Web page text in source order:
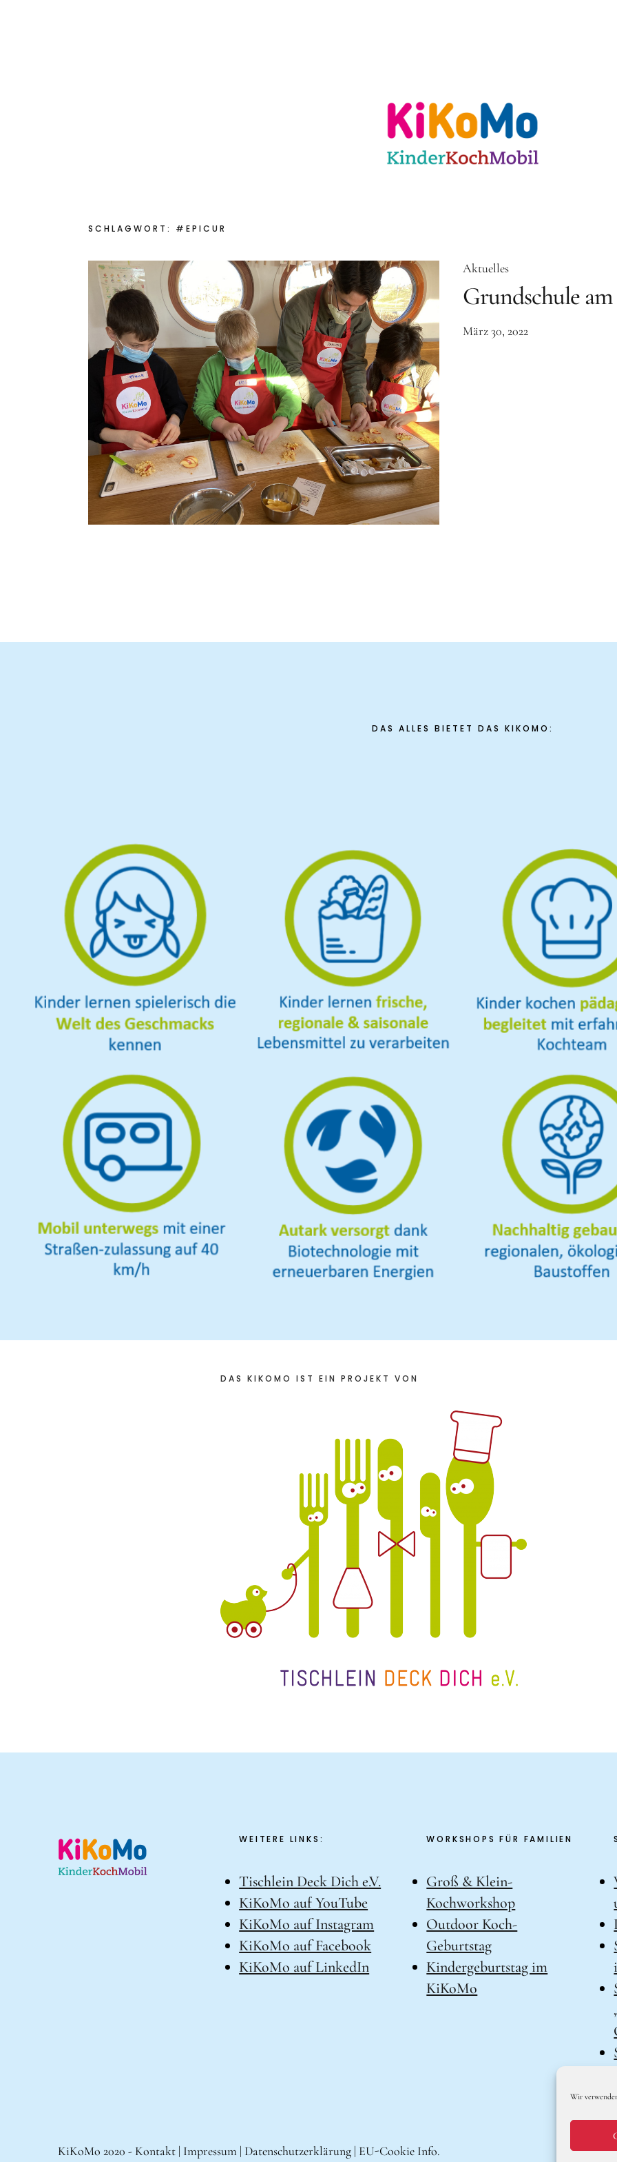
Wir
Kinderkochmobil KiKoMo Karlsruhe
SCHLAGWORT: #EPICUR
Aktuelles
Grundschule
März 30, 2022
DAS ALLES BIETET DAS KIKOMO:
DAS KIKOMO IST EIN PROJEKT VON
WEITERE LINKS:
Tischlein Deck Dich e.V.
KiKoMo auf YouTube
KiKoMo auf Instagram
KiKoMo auf Facebook
KiKoMo auf LinkedIn
WORKSHOPS FÜR FAMILIEN
Groß & Klein-
Kochworkshop
Outdoor Koch-
Geburtstag
Kindergeburtstag im
KiKoMo
KiKoMo 2020 - Kontakt | Impressum | Datenschutzerklärung | EU-Cookie Info